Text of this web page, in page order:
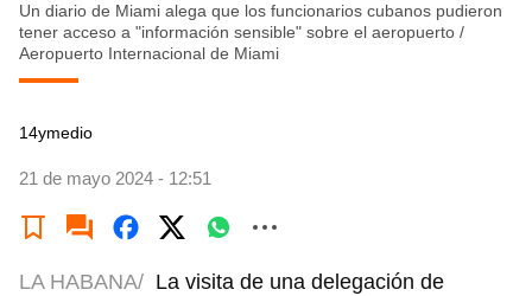
Un diario de Miami alega que los funcionarios cubanos pudieron
tener acceso a "información sensible" sobre el aeropuerto /
Aeropuerto Internacional de Miami
14ymedio
21 de mayo 2024 - 12:51
LA HABANA/ La visita de una delegación de